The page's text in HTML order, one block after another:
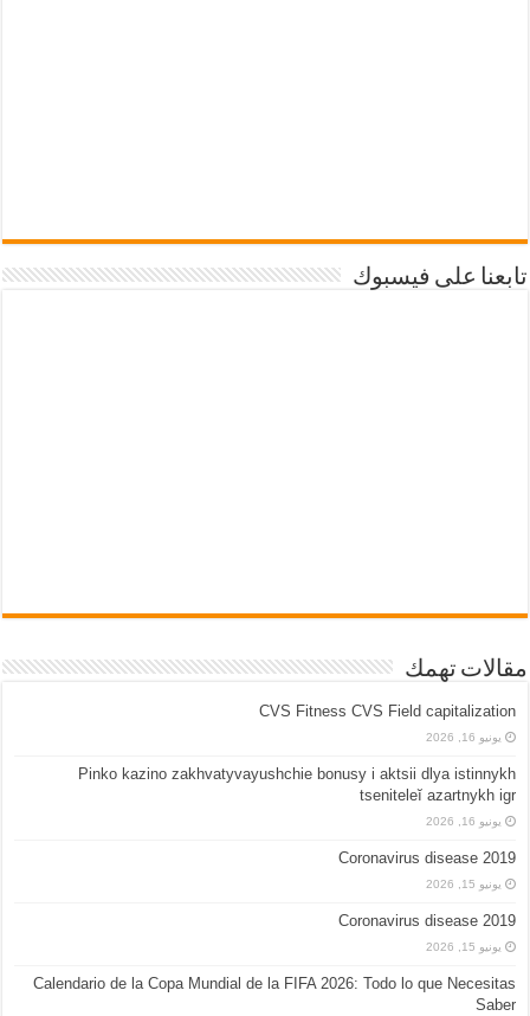
تابعنا على فيسبوك
مقالات تهمك
CVS Fitness CVS Field capitalization
يونيو 16, 2026
Pinko kazino zakhvatyvayushchie bonusy i aktsii dlya istinnykh
tseniteleĭ azartnykh igr
يونيو 16, 2026
Coronavirus disease 2019
يونيو 15, 2026
Coronavirus disease 2019
يونيو 15, 2026
Calendario de la Copa Mundial de la FIFA 2026: Todo lo que Necesitas
Saber